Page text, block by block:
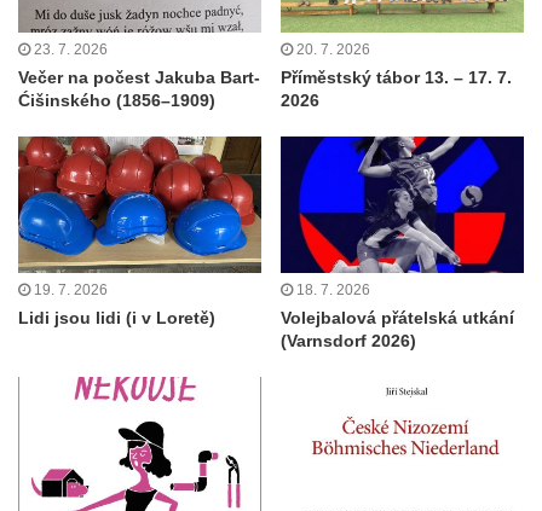
23. 7. 2026
Večer na počest Jakuba Bart-
Ćišinského (1856–1909)
20. 7. 2026
Příměstský tábor 13. – 17. 7.
2026
19. 7. 2026
Lidi jsou lidi (i v Loretě)
18. 7. 2026
Volejbalová přátelská utkání
(Varnsdorf 2026)